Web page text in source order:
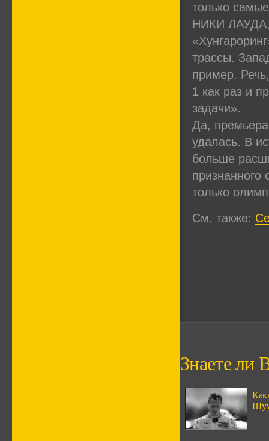
только
НИКИ ЛАУДА,
трассы.
пример.
1 как раз и
задачи».
Да,
удалась. В
больше
признанного
только
См. также:
Знаете ли